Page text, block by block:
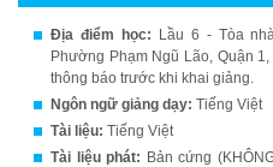
Địa điểm học:
Lầu 6 - Tòa
Phường Phạm Ngũ Lão, Quận
thông báo trước khi khai giảng.
Ngôn ngữ giảng dạy: Tiếng Việt
Tài liệu: Tiếng Việt
Tài liệu phát: Bản cứng